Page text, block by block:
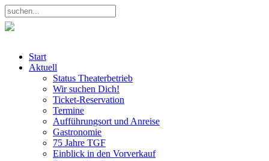
Start
Aktuell
Status Theaterbetrieb
Wir suchen Dich!
Ticket-Reservation
Termine
Aufführungsort und Anreise
Gastronomie
75 Jahre TGF
Einblick in den Vorverkauf